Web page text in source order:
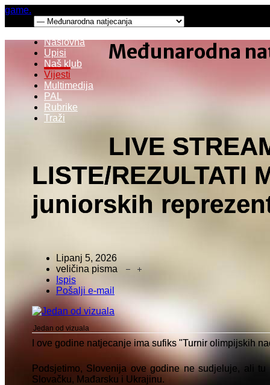
game.
Naslovna
Upisi
Naš klub
Vijesti
Multimedija
PAL
Rubrike
Traži
Međunarodna
LIVE
LISTE/REZULTATI
juniorskih
Lipanj 5, 2026
veličina pisma
Ispis
Pošalji e-mail
Jedan od vizuala
I ove godine natjecanje ima sufiks "Turnir olimpijskih
Podsjetimo, Slovenija ove godine ne sudjeluje, ali
Slovačku, Mađarsku i Ukrajinu.